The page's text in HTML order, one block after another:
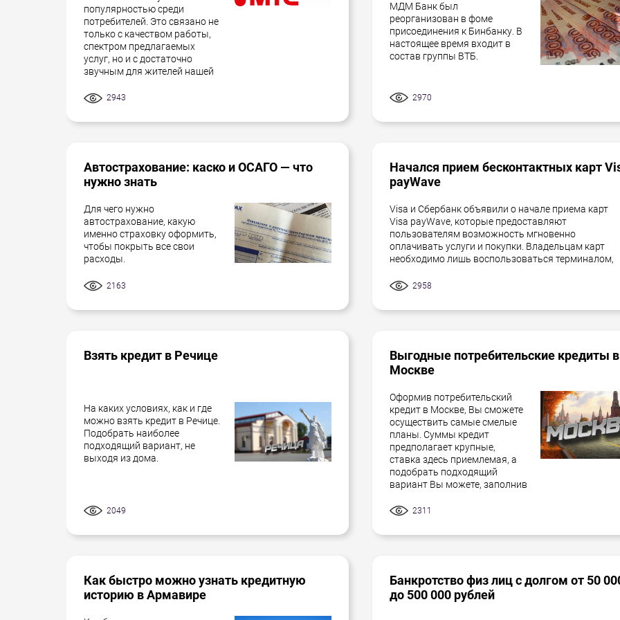
популярностью среди
потребителей. Это связано не
только с качеством работы,
спектром предлагаемых
услуг, но и с достаточно
звучным для жителей нашей
2943
МДМ Банк был
реорганизован в фоме
присоединения к Бинбанку. В
настоящее время входит в
состав группы ВТБ.
2970
Автострахование: каско и ОСАГО — что
нужно знать
Для чего нужно
автострахование, какую
именно страховку оформить,
чтобы покрыть все свои
расходы.
2163
Начался прием бесконтактных карт
payWave
Visa и Сбербанк объявили о начале приема карт
Visa payWave, которые предоставляют
пользователям возможность мгновенно
оплачивать услуги и покупки. Владельцам карт
необходимо лишь воспользоваться терминалом,
2958
Взять кредит в Речице
На каких условиях, как и где
можно взять кредит в Речице.
Подобрать наиболее
подходящий вариант, не
выходя из дома.
2049
Выгодные потребительские кредиты в
Москве
Оформив потребительский
кредит в Москве, Вы сможете
осуществить самые смелые
планы. Суммы кредит
предполагает крупные,
ставка здесь приемлемая, а
подобрать подходящий
вариант Вы можете, заполнив
2311
Как быстро можно узнать кредитную
историю в Армавире
Банкротство физ лиц с долгом от 50
до 500 000 рублей